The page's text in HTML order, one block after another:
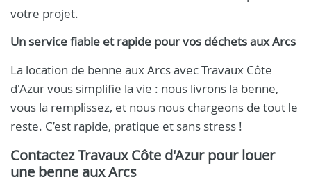
votre projet.
Un service fiable et rapide pour vos déchets aux Arcs
La location de benne aux Arcs avec Travaux Côte
d'Azur vous simplifie la vie : nous livrons la benne,
vous la remplissez, et nous nous chargeons de tout le
reste. C’est rapide, pratique et sans stress !
Contactez Travaux Côte d'Azur pour louer
une benne aux Arcs